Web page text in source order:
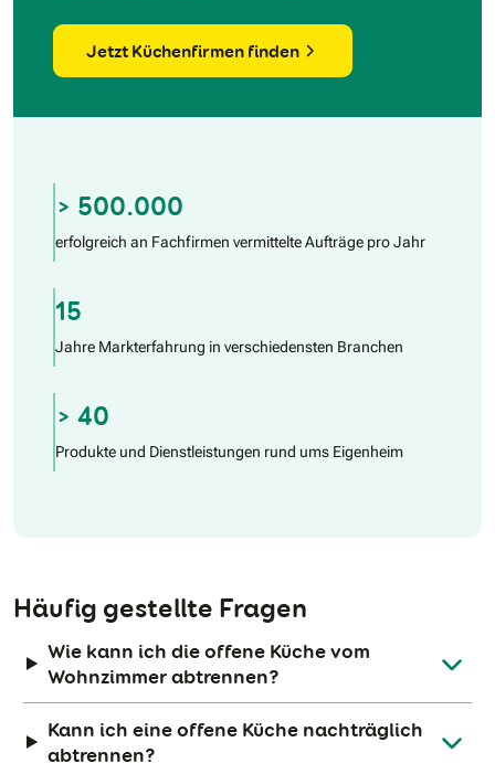
Jetzt Küchenfirmen finden
> 500.000
erfolgreich an Fachfirmen vermittelte Aufträge pro Jahr
15
Jahre Markterfahrung in verschiedensten Branchen
> 40
Produkte und Dienstleistungen rund ums Eigenheim
Häufig gestellte Fragen
Wie kann ich die offene Küche vom
Wohnzimmer abtrennen?
Kann ich eine offene Küche nachträglich
abtrennen?